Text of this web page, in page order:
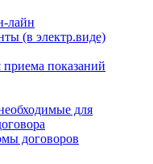
лайн
(в электр.виде)
показаний
для
договоров